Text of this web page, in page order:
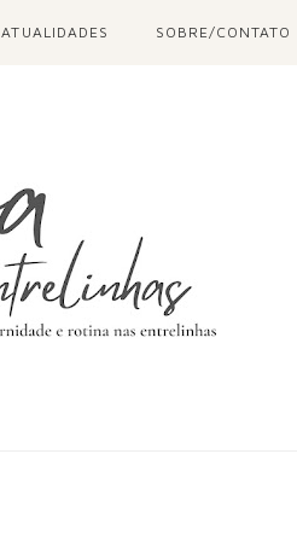
ATUALIDADES SOBRE/CONTATO